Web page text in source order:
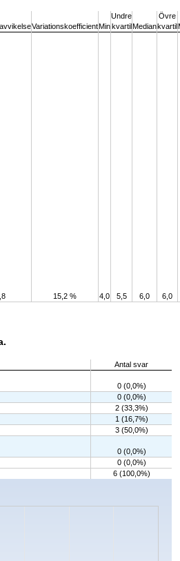
VariationskoefficientMin
Undre
kvartil Median
Övre
kvartil
15,2 % 4,0 5,5 6,0 6,0
Antal svar
0 (0,0%)
0 (0,0%)
2 (33,3%)
1 (16,7%)
3 (50,0%)
0 (0,0%)
0 (0,0%)
6 (100,0%)